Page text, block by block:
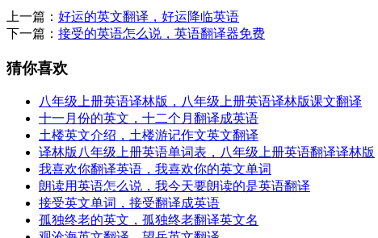
上一篇： 好运的英文翻译，好运降临英语
下一篇： 接受的英语怎么说，英语翻译器免费
猜你喜欢
八年级上册英语译林版，八年级上册英语译林版课文翻译
十一月份的英文，十二个月翻译成英语
土楼英文介绍，土楼游记作文英文翻译
译林版八年级上册英语单词表，八年级上册英语翻译译林版
我喜欢你翻译英语，我喜欢你的英文单词
朗读用英语怎么说，我今天要朗读的是英语翻译
接受英文单词，接受翻译成英语
孤独终老的英文，孤独终老翻译英文名